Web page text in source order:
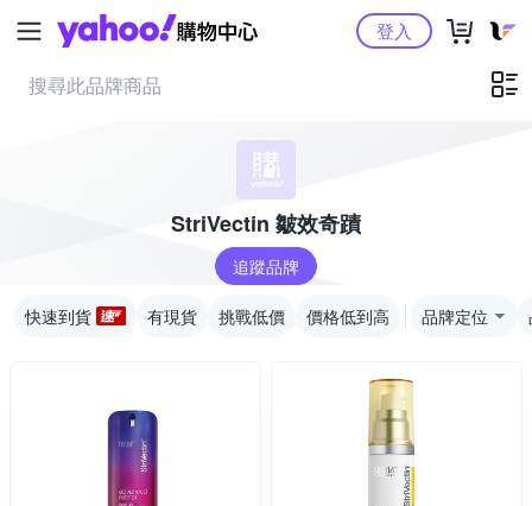
Yahoo購物中心登入
StriVectin 皺效奇蹟
追蹤品牌
快速到貨 有現貨 挑戰低價 價格低到高 品牌定位